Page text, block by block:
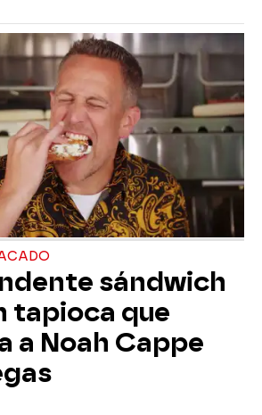
sándwich
tapioca que
a Noah Cappe